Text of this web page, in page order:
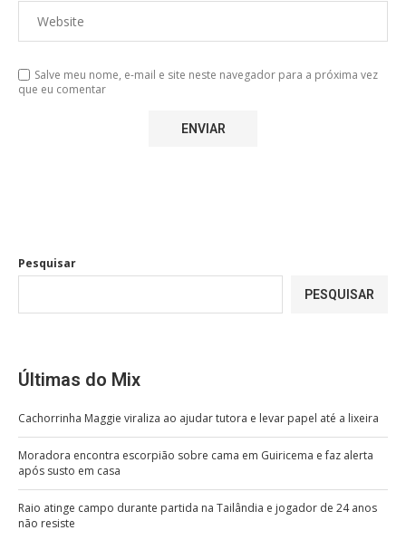
Salve meu nome, e-mail e site neste navegador para a próxima vez
que eu comentar
Pesquisar
PESQUISAR
Últimas do Mix
Cachorrinha Maggie viraliza ao ajudar tutora e levar papel até a lixeira
Moradora encontra escorpião sobre cama em Guiricema e faz alerta
após susto em casa
Raio atinge campo durante partida na Tailândia e jogador de 24 anos
não resiste